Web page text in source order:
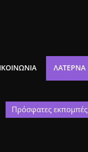
ΛΑΤΈΡΝΑ
Πρόσφατες εκπομπές